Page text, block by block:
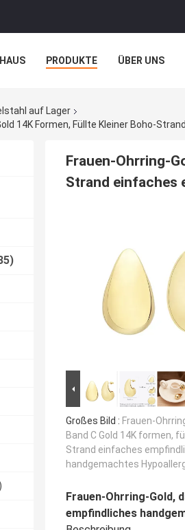
HAUS PRODUKTE ÜBER UNS
auf Lager
14K Formen, Füllte Kleiner Boho-
Frauen-Ohrring-
Strand einfaches
Großes Bild : Frauen-
Band C Gold 14K formen,
Strand einfaches
handgemachtes
Frauen-Ohrring-Gold,
empfindliches